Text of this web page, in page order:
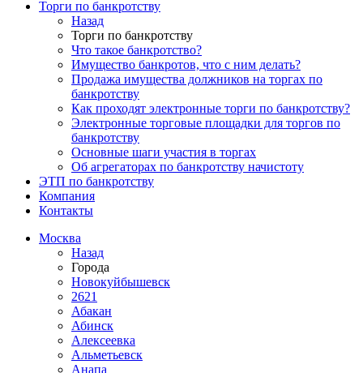
Торги по банкротству
Назад
Торги по банкротству
Что такое банкротство?
Имущество банкротов, что с ним делать?
Продажа имущества должников на торгах по
банкротству
Как проходят электронные торги по банкротству?
Электронные торговые площадки для торгов по
банкротству
Основные шаги участия в торгах
Об агрегаторах по банкротству начистоту
ЭТП по банкротству
Компания
Контакты
Москва
Назад
Города
Новокуйбышевск
2621
Абакан
Абинск
Алексеевка
Альметьевск
Анапа